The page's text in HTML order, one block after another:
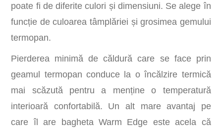
poate fi de diferite culori și dimensiuni. Se alege în
funcție de culoarea tâmplăriei și grosimea gemului
termopan.
Pierderea minimă de căldură care se face prin
geamul termopan conduce la o încălzire termică
mai scăzută pentru a menține o temperatură
interioară confortabilă. Un alt mare avantaj pe
care îl are bagheta Warm Edge este acela că